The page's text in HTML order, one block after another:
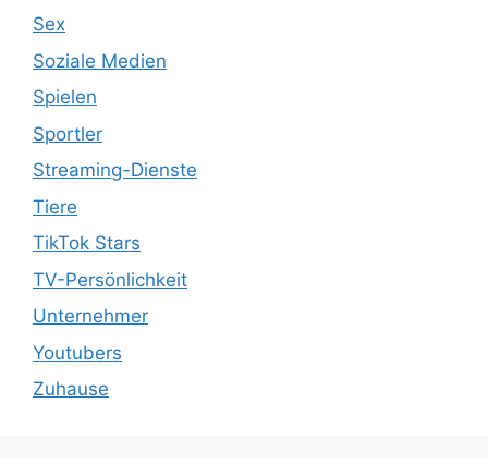
Sex
Soziale Medien
Spielen
Sportler
Streaming-Dienste
Tiere
TikTok Stars
TV-Persönlichkeit
Unternehmer
Youtubers
Zuhause